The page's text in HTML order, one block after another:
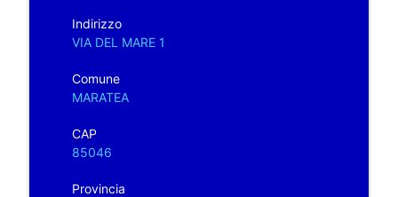
Indirizzo
VIA DEL MARE 1
Comune
MARATEA
CAP
85046
Provincia